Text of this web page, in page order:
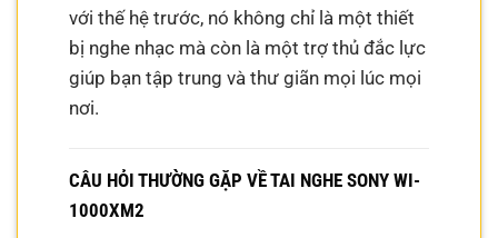
với thế hệ trước, nó không chỉ là một thiết
bị nghe nhạc mà còn là một trợ thủ đắc lực
giúp bạn tập trung và thư giãn mọi lúc mọi
nơi.
CÂU HỎI THƯỜNG GẶP VỀ TAI NGHE SONY WI-
1000XM2